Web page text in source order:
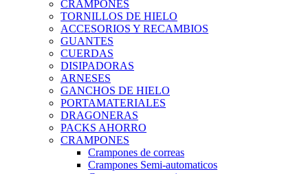
CRAMPONES
TORNILLOS DE HIELO
ACCESORIOS Y RECAMBIOS
GUANTES
CUERDAS
DISIPADORAS
ARNESES
GANCHOS DE HIELO
PORTAMATERIALES
DRAGONERAS
PACKS AHORRO
CRAMPONES
Crampones de correas
Crampones Semi-automaticos